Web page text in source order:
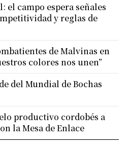
el campo espera señales
y reglas de
de Malvinas en
colores nos unen”
del Mundial de Bochas
productivo cordobés a
la Mesa de Enlace